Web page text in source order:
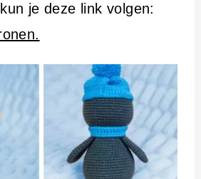
je deze link volgen: